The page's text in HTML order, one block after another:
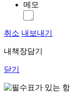
메모
취소 내보내기
내책장담기
닫기
표가 있는